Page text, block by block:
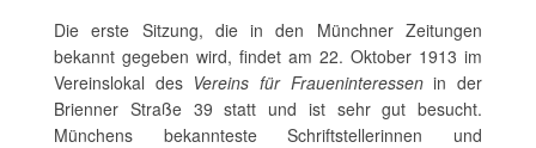
Die erste Sitzung, die in den Münchner Zeitungen
bekannt gegeben wird, findet am 22. Oktober 1913 im
Vereinslokal des Vereins für Fraueninteressenin der
Brienner Straße 39 statt und ist sehr gut besucht.
Münchens bekannteste Schriftstellerinnen und